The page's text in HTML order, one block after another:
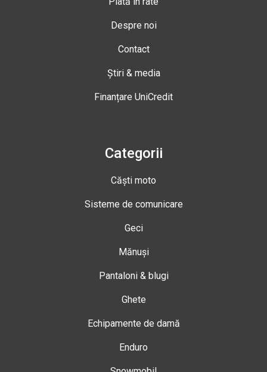
Despre noi
Contact
Știri & media
Finanțare UniCredit
Categorii
Căști moto
Sisteme de comunicare
Geci
Mănuși
Pantaloni & blugi
Ghete
Echipamente de damă
Enduro